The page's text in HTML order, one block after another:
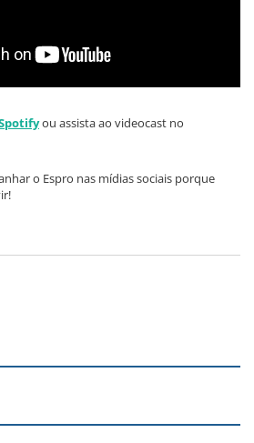
ou assista ao videocast no
o Espro nas mídias sociais porque